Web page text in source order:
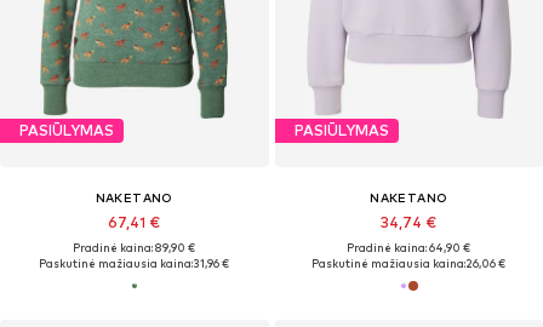
PASIŪLYMAS
NAKETANO
67,41 €
Pradinė kaina: 89,90 €
Paskutinė mažiausia kaina:31,96 €
PASIŪLYMAS
NAKETANO
34,74 €
Pradinė kaina: 64,90 €
Paskutinė mažiausia kaina:26,06 €